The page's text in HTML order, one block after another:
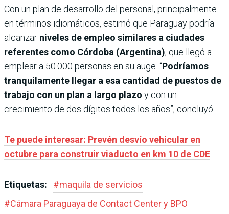
Con un plan de desarrollo del personal, principalmente
en términos idiomáticos, estimó que Paraguay podría
alcanzar niveles de empleo similares a ciudades
referentes como Córdoba (Argentina), que llegó a
emplear a 50.000 personas en su auge. “Podríamos
tranquilamente llegar a esa cantidad de puestos de
trabajo con un plan a largo plazo y con un
crecimiento de dos dígitos todos los años”, concluyó.
Te puede interesar: Prevén desvío vehicular en
octubre para construir viaducto en km 10 de CDE
Etiquetas: #maquila de servicios
#Cámara Paraguaya de Contact Center y BPO